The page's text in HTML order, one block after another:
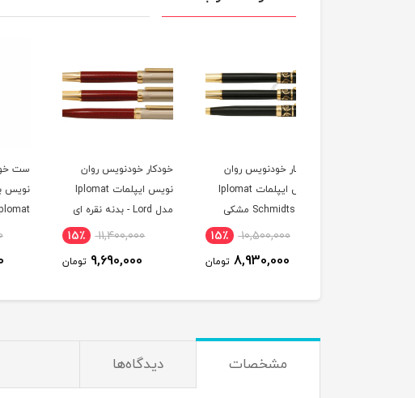
خودکار خودنویس روان
نویس ایپلمات Iplomat
مدل Lord - بدنه نقره ای
11,400,000
9,690,000
ست خودنویس و روان
نویس برند ایپلمات
مشکی گیره طلایی
7,500,000
6,380,000
مشخصات دیدگاه‌ها